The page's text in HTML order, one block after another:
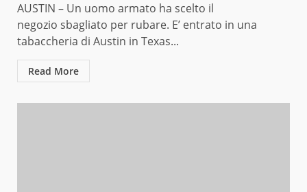
AUSTIN – Un uomo armato ha scelto il
negozio sbagliato per rubare. E’ entrato in una
tabaccheria di Austin in Texas...
Read More